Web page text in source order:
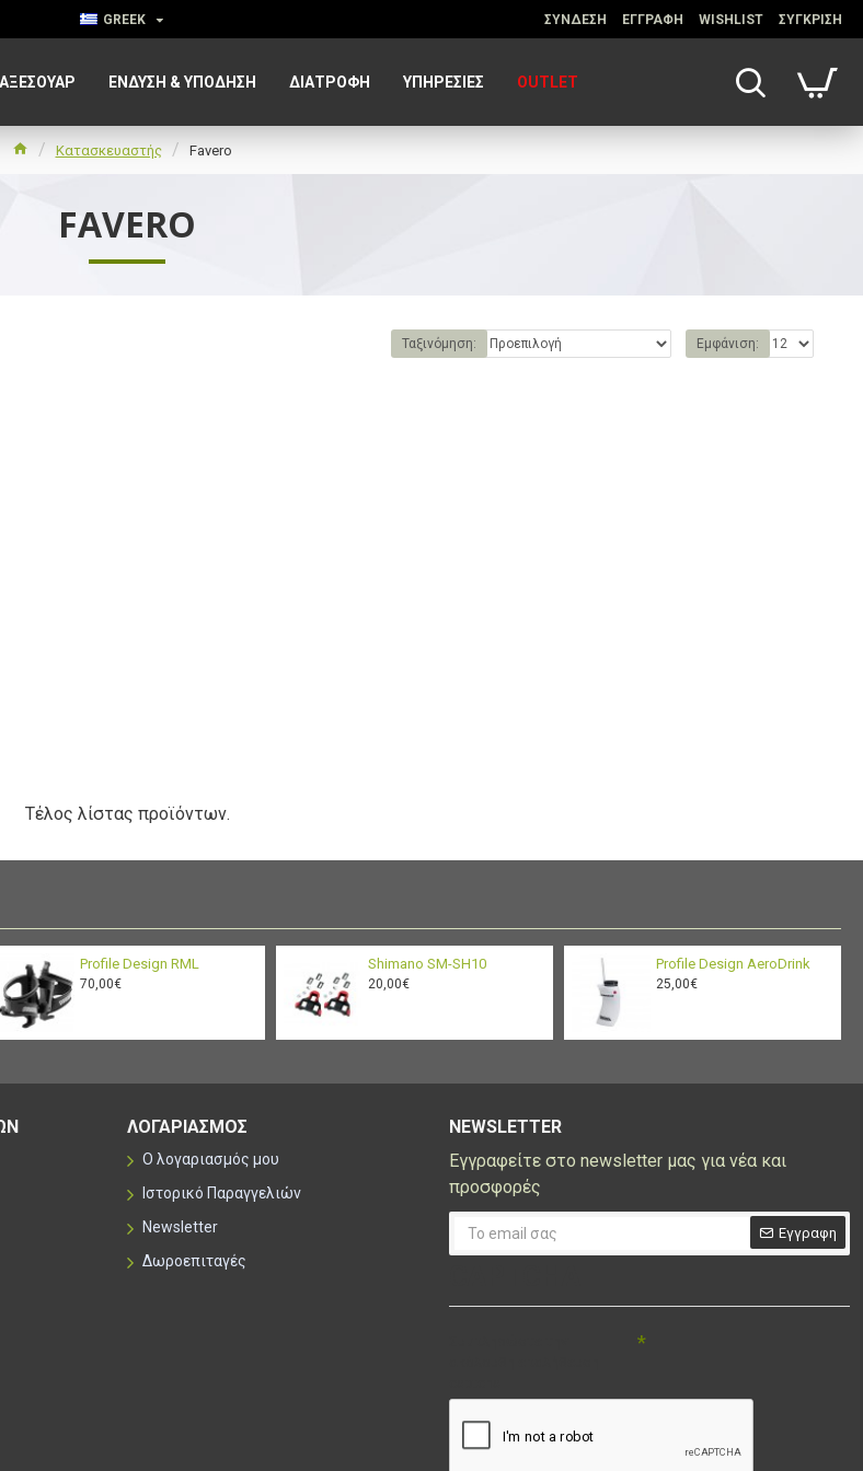
GREEK ΣΥΝΔΕΣΗ ΕΓΓΡΑΦΗ WISHLIST ΣΥΓΚΡΙΣΗ
ΑΞΕΣΟΥΆΡ ΈΝΔΥΣΗ & ΥΠΌΔΗΣΗ ΔΙΑΤΡΟΦΉ ΥΠΗΡΕΣΊΕΣ OUTLET
Κατασκευαστής Favero
FAVERO
Ταξινόμηση: Εμφάνιση:
Τέλος λίστας προϊόντων.
Profile Design RML
70,00€
Shimano SM-SH10
20,00€
Profile Design AeroDrink
25,00€
ΛΟΓΑΡΙΑΣΜΟΣ
Ο λογαριασμός μου
Ιστορικό Παραγγελιών
Newsletter
Δωροεπιταγές
NEWSLETTER
Εγγραφείτε στο newsletter μας για νέα και
προσφορές
Εγγραφη